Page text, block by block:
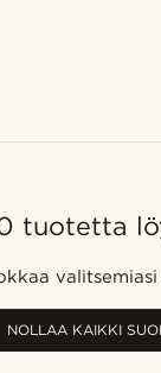
tuotetta
NOLLAA KAIKKI